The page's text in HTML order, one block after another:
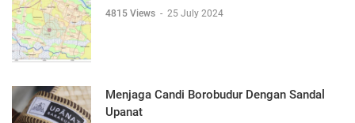
4815 Views - 25 July 2024
Menjaga Candi Borobudur Dengan Sandal
Upanat